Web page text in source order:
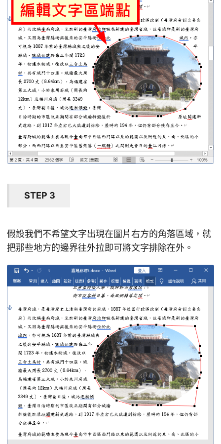
STEP 3
假設我們不希望文字出現在圖片右方的角落區域，就
把那些地方的邊界往外拉即可將文字排除在外。